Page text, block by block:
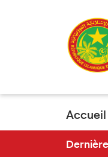
Accueil
du PNDSE III